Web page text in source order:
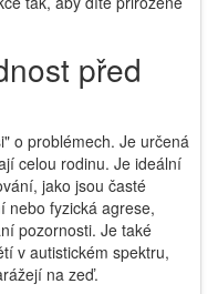
před
o problémech. Je určená
celou rodinu. Je ideální
jako jsou časté
nebo fyzická agrese,
pozornosti. Je také
v autistickém spektru,
na zeď.